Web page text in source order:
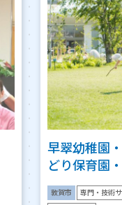
早翠幼稚園
どり保育園
敦賀市 専門・技術